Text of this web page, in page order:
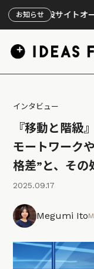
お知らせ
サイトオープン】映画
インタビュー
『移動と階級
モートワーク
格差”と、その
2025.09.17
Megumi Ito